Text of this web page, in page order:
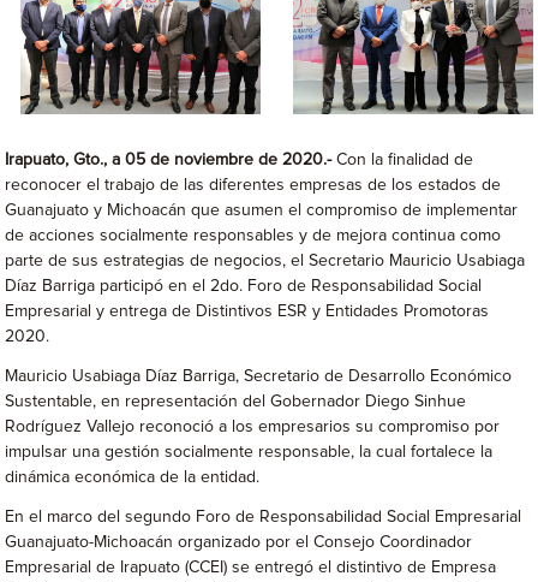
Irapuato, Gto., a 05 de noviembre de 2020.-Con la finalidad de
reconocer el trabajo de las diferentes empresas de los estados de
Guanajuato y Michoacán que asumen el compromiso de implementar
de acciones socialmente responsables y de mejora continua como
parte de sus estrategias de negocios, el Secretario Mauricio Usabiaga
Díaz Barriga participó en el 2do. Foro de Responsabilidad Social
Empresarial y entrega de Distintivos ESR y Entidades Promotoras
2020.
Mauricio Usabiaga Díaz Barriga, Secretario de Desarrollo Económico
Sustentable, en representación del Gobernador Diego Sinhue
Rodríguez Vallejo reconoció a los empresarios su compromiso por
impulsar una gestión socialmente responsable, la cual fortalece la
dinámica económica de la entidad.
En el marco del segundo Foro de Responsabilidad Social Empresarial
Guanajuato-Michoacán organizado por el Consejo Coordinador
Empresarial de Irapuato (CCEI) se entregó el distintivo de Empresa